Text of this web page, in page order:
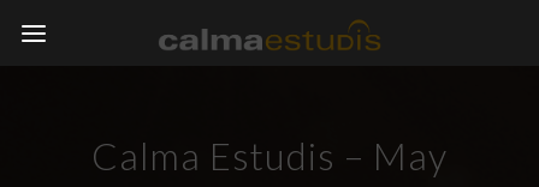
Calma Estudis – May